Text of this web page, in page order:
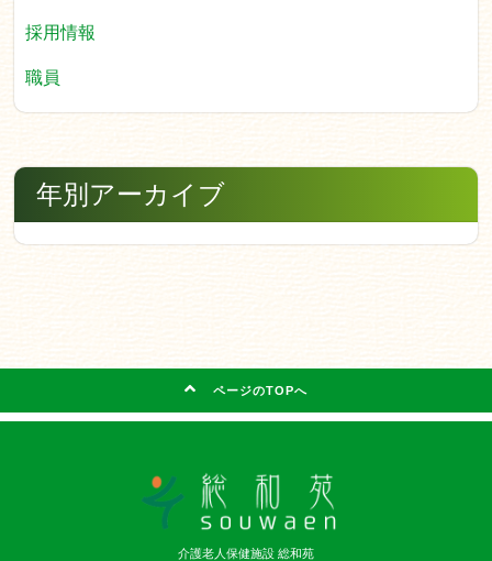
採用情報
職員
年別アーカイブ
ページのTOPへ
介護老人保健施設 総和苑